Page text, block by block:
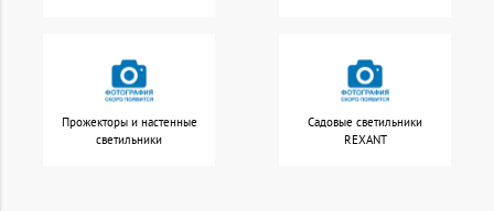
Прожекторы и настенные
светильники
Садовые светильники
REXANT